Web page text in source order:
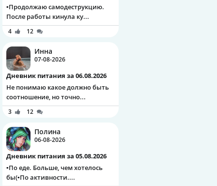
▪️Продолжаю самодеструкцию.
После работы кинула ку...
4 12
Инна
07-08-2026
Дневник питания за 06.08.2026
Не понимаю какое должно быть
соотношение, но точно...
3 12
Полина
06-08-2026
Дневник питания за 05.08.2026
▪️По еде. Больше, чем хотелось
бы(▪️По активности....